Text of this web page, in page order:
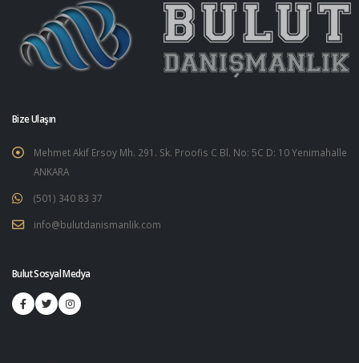
Bize Ulaşın
Mehmet Akif Ersoy Mh. 291. Sk. Proofis C Bl. No: 5C D: 10 Yenimahalle
ANKARA
(501) 340 83 37
info@bulutdanismanlik.com
Bulut Sosyal Medya